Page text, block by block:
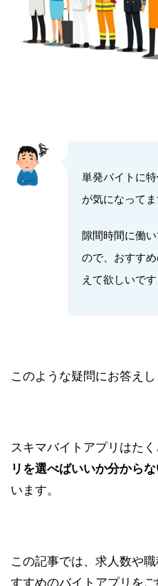
単発バイトに
が気になってま
隙間時間に働
ので、おすす
えて欲しいです
このような疑問にお答えし
スキマバイトアプリはたく
リを選べばいいか分からな
います。
この記事では、求人数や
すすめのバイトアプリをご